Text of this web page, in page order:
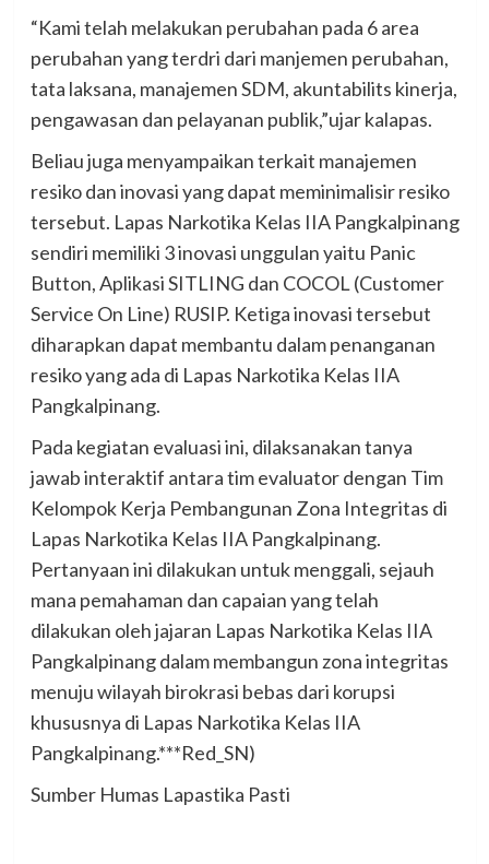
“Kami telah melakukan perubahan pada 6 area
perubahan yang terdri dari manjemen perubahan,
tata laksana, manajemen SDM, akuntabilits kinerja,
pengawasan dan pelayanan publik,”ujar kalapas.
Beliau juga menyampaikan terkait manajemen
resiko dan inovasi yang dapat meminimalisir resiko
tersebut. Lapas Narkotika Kelas IIA Pangkalpinang
sendiri memiliki 3 inovasi unggulan yaitu Panic
Button, Aplikasi SITLING dan COCOL (Customer
Service On Line) RUSIP. Ketiga inovasi tersebut
diharapkan dapat membantu dalam penanganan
resiko yang ada di Lapas Narkotika Kelas IIA
Pangkalpinang.
Pada kegiatan evaluasi ini, dilaksanakan tanya
jawab interaktif antara tim evaluator dengan Tim
Kelompok Kerja Pembangunan Zona Integritas di
Lapas Narkotika Kelas IIA Pangkalpinang.
Pertanyaan ini dilakukan untuk menggali, sejauh
mana pemahaman dan capaian yang telah
dilakukan oleh jajaran Lapas Narkotika Kelas IIA
Pangkalpinang dalam membangun zona integritas
menuju wilayah birokrasi bebas dari korupsi
khususnya di Lapas Narkotika Kelas IIA
Pangkalpinang.***Red_SN)
Sumber Humas Lapastika Pasti